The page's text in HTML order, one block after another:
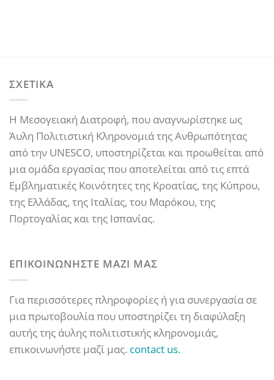
ΣΧΕΤΙΚΑ
Η Μεσογειακή Διατροφή, που αναγνωρίστηκε ως
Άυλη Πολιτιστική Κληρονομιά της Ανθρωπότητας
από την UNESCO, υποστηρίζεται και προωθείται από
μια ομάδα εργασίας που αποτελείται από τις επτά
Εμβληματικές Κοινότητες της Κροατίας, της Κύπρου,
της Ελλάδας, της Ιταλίας, του Μαρόκου, της
Πορτογαλίας και της Ισπανίας.
ΕΠΙΚΟΙΝΩΝΗΣΤΕ ΜΑΖΙ ΜΑΣ
Για περισσότερες πληροφορίες ή για συνεργασία σε
μια πρωτοβουλία που υποστηρίζει τη διαφύλαξη
αυτής της άυλης πολιτιστικής κληρονομιάς,
επικοινωνήστε μαζί μας. contact us.